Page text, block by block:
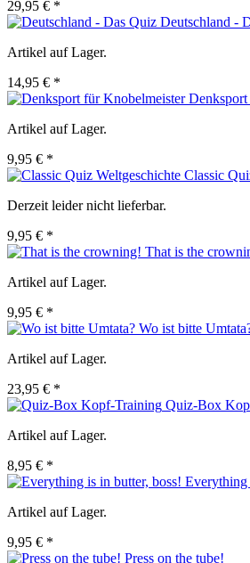
29,95 € *
Deutschland -
Artikel auf Lager.
14,95 € *
Artikel auf Lager.
9,95 € *
Classic
Derzeit leider nicht lieferbar.
9,95 € *
That is the
Artikel auf Lager.
9,95 € *
Wo ist bitte
Artikel auf Lager.
23,95 € *
Quiz-Box
Artikel auf Lager.
8,95 € *
Everything
Artikel auf Lager.
9,95 € *
Press on the tube!